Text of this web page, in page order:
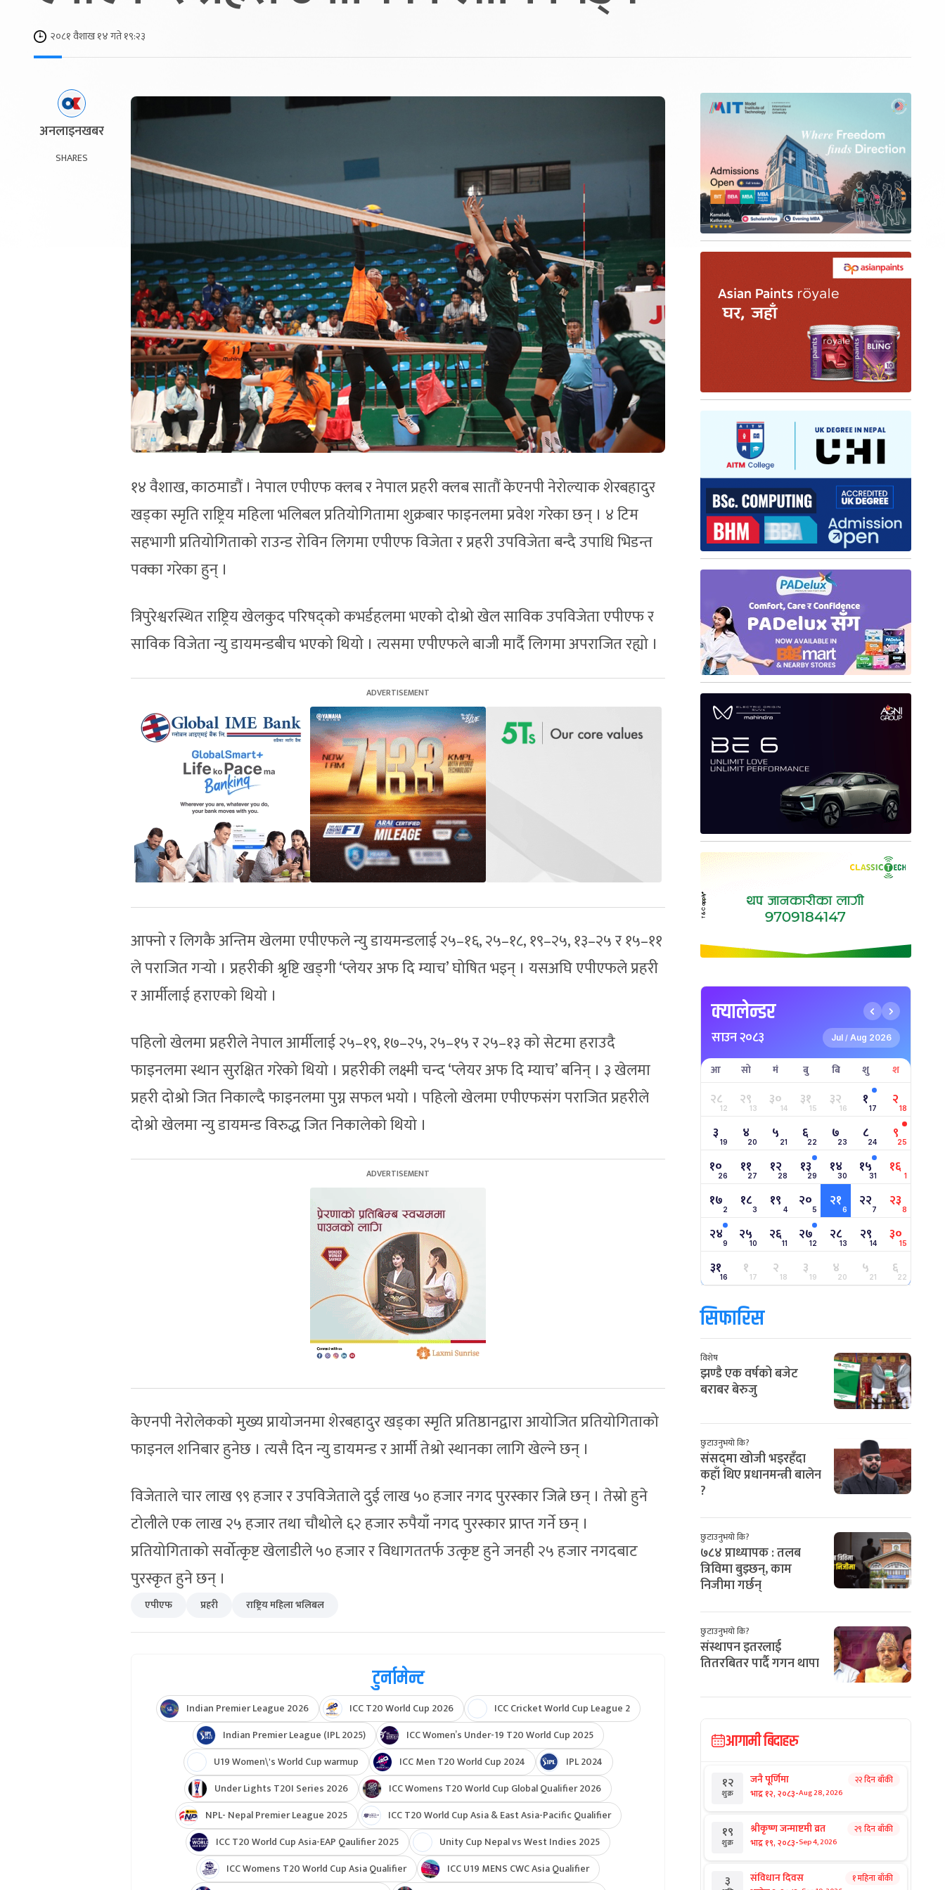
२०८१ वैशाख १४ गते १९:२३
अनलाइनखबर
SHARES
१४ वैशाख, काठमाडौं । नेपाल एपीएफ क्लब र नेपाल प्रहरी क्लब सातौं केएनपी नेरोल्याक शेरबहादुर
खड्का स्मृति राष्ट्रिय महिला भलिबल प्रतियोगितामा शुक्रबार फाइनलमा प्रवेश गरेका छन् । ४ टिम
सहभागी प्रतियोगिताको राउन्ड रोविन लिगमा एपीएफ विजेता र प्रहरी उपविजेता बन्दै उपाधि भिडन्त
पक्का गरेका हुन् ।
त्रिपुरेश्वरस्थित राष्ट्रिय खेलकुद परिषद्को कभर्डहलमा भएको दोश्रो खेल साविक उपविजेता एपीएफ र
साविक विजेता न्यु डायमन्डबीच भएको थियो । त्यसमा एपीएफले बाजी मार्दै लिगमा अपराजित रह्यो ।
आफ्नो र लिगकै अन्तिम खेलमा एपीएफले न्यु डायमन्डलाई २५–१६, २५–१८, १९–२५, १३–२५ र १५–११
ले पराजित गर्‍यो । प्रहरीकी श्रृष्टि खड्गी ‘प्लेयर अफ दि म्याच’ घोषित भइन् । यसअघि एपीएफले प्रहरी
र आर्मीलाई हराएको थियो ।
पहिलो खेलमा प्रहरीले नेपाल आर्मीलाई २५–१९, १७–२५, २५–१५ र २५–१३ को सेटमा हराउदै
फाइनलमा स्थान सुरक्षित गरेको थियो । प्रहरीकी लक्ष्मी चन्द ‘प्लेयर अफ दि म्याच’ बनिन् । ३ खेलमा
प्रहरी दोश्रो जित निकाल्दै फाइनलमा पुग्न सफल भयो । पहिलो खेलमा एपीएफसंग पराजित प्रहरीले
दोश्रो खेलमा न्यु डायमन्ड विरुद्ध जित निकालेको थियो ।
केएनपी नेरोलेकको मुख्य प्रायोजनमा शेरबहादुर खड्का स्मृति प्रतिष्ठानद्वारा आयोजित प्रतियोगिताको
फाइनल शनिबार हुनेछ । त्यसै दिन न्यु डायमन्ड र आर्मी तेश्रो स्थानका लागि खेल्ने छन् ।
विजेताले चार लाख ९९ हजार र उपविजेताले दुई लाख ५० हजार नगद पुरस्कार जित्ने छन् । तेस्रो हुने
टोलीले एक लाख २५ हजार तथा चौथोले ६२ हजार रुपैयाँ नगद पुरस्कार प्राप्त गर्ने छन् ।
प्रतियोगिताको सर्वोत्कृष्ट खेलाडीले ५० हजार र विधागततर्फ उत्कृष्ट हुने जनही २५ हजार नगदबाट
पुरस्कृत हुने छन् ।
एपीएफ प्रहरी राष्ट्रिय महिला भलिबल
टुर्नामेन्ट
Indian Premier League 2026 ICC T20 World Cup 2026
ICC Cricket World Cup League 2
Indian Premier League (IPL 2025)
ICC Women’s Under-19 T20 World Cup 2025
U19 Women\'s World Cup warmup
ICC Men T20 World Cup 2024
IPL 2024
Under Lights T20I Series 2026
ICC Womens T20 World Cup Global Qualifier 2026
NPL- Nepal Premier League 2025
ICC T20 World Cup Asia & East Asia-Pacific Qualifier
ICC T20 World Cup Asia-EAP Qaulifier 2025
Unity Cup Nepal vs West Indies 2025
ICC Womens T20 World Cup Asia Qualifier
ICC U19 MENS CWC Asia Qualifier
क्यालेन्डर
साउन २०८३ Jul / Aug 2026
आ सो मं बु बि शु श
२८12 २९13 ३०14 ३१15 ३२16 १17 २18
३ 19 ४20 ५ 21 ६22 ७23 ८24 ९25
१०26 ११27 १२28 १३29 १४30 १५31 १६ 1
१७2 १८3 १९ 4 २०5 २१6 २२7 २३8
२४9 २५10 २६11 २७12 २८13 २९14 ३०15
३१16 १17 २18 ३19 ४20 ५21 ६22
सिफारिस
विशेष
झण्डै एक वर्षको बजेट
बराबर बेरुजु
छुटाउनुभयो कि?
संसद्‌मा खोजी भइरहँदा
कहाँ थिए प्रधानमन्त्री बालेन
?
छुटाउनुभयो कि?
७८४ प्राध्यापक : तलब
त्रिविमा बुझ्छन्, काम
निजीमा गर्छन्
छुटाउनुभयो कि?
संस्थापन इतरलाई
तितरबितर पार्दै गगन थापा
आगामी बिदाहरु
१२
शुक्र
जनै पूर्णिमा
भाद्र १२, २०८३-Aug 28, 2026
२२ दिन बाँकी
१९
शुक्र
श्रीकृष्ण जन्माष्टमी व्रत
भाद्र १९, २०८३-Sep 4, 2026
२९ दिन बाँकी
३ संविधान दिवस १ महिना बाँकी